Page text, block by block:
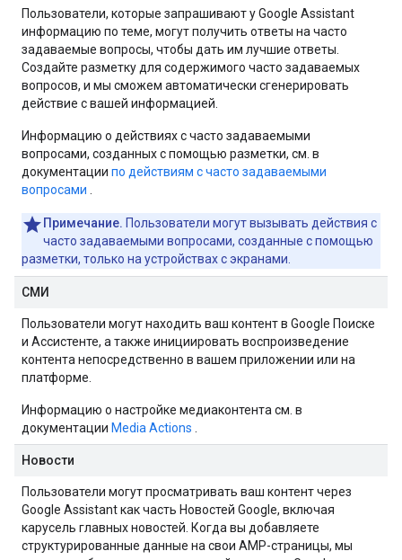
Пользователи, которые запрашивают у Google Assistant
информацию по теме, могут получить ответы на часто
задаваемые вопросы, чтобы дать им лучшие ответы.
Создайте разметку для содержимого часто задаваемых
вопросов, и мы сможем автоматически сгенерировать
действие с вашей информацией.
Информацию о действиях с часто задаваемыми
вопросами, созданных с помощью разметки, см. в
документации по действиям с часто задаваемыми
вопросами .
Примечание. Пользователи могут вызывать действия с
часто задаваемыми вопросами, созданные с помощью
разметки, только на устройствах с экранами.
СМИ
Пользователи могут находить ваш контент в Google Поиске
и Ассистенте, а также инициировать воспроизведение
контента непосредственно в вашем приложении или на
платформе.
Информацию о настройке медиаконтента см. в
документации Media Actions .
Новости
Пользователи могут просматривать ваш контент через
Google Assistant как часть Новостей Google, включая
карусель главных новостей. Когда вы добавляете
структурированные данные на свои AMP-страницы, мы